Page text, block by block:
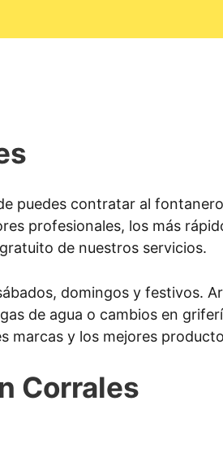
puedes contratar al
profesionales, los más
de nuestros servicios.
domingos y festivos.
de agua o cambios en
marcas y los mejores
Corrales